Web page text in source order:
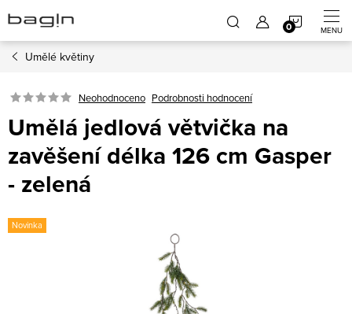
na
obsah
Umělé květiny
Neohodnoceno Podrobnosti hodnocení
Umělá jedlová větvička na
zavěšení délka 126 cm Gasper
- zelená
Novinka